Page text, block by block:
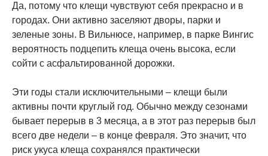
Да, потому что клещи чувствуют себя прекрасно и в
городах. Они активно заселяют дворы, парки и
зеленые зоны. В Вильнюсе, например, в парке Вингис
вероятность подцепить клеща очень высока, если
сойти с асфальтированной дорожки.
Эти годы стали исключительными – клещи были
активны почти круглый год. Обычно между сезонами
бывает перерыв в 3 месяца, а в этот раз перерыв был
всего две недели – в конце февраля. Это значит, что
риск укуса клеща сохранялся практически